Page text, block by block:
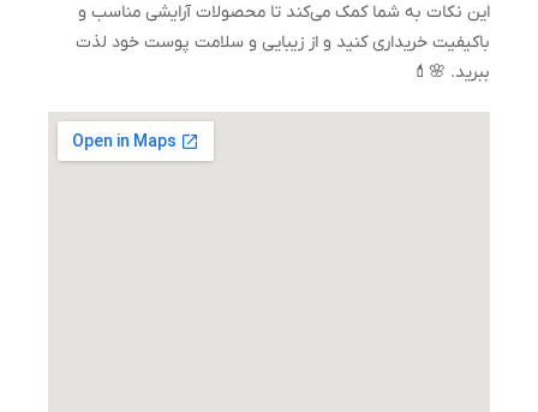
این نکات به شما کمک می‌کند تا محصولات آرایشی مناسب و
باکیفیت خریداری کنید و از زیبایی و سلامت پوست خود لذت
ببرید. 🌸💄